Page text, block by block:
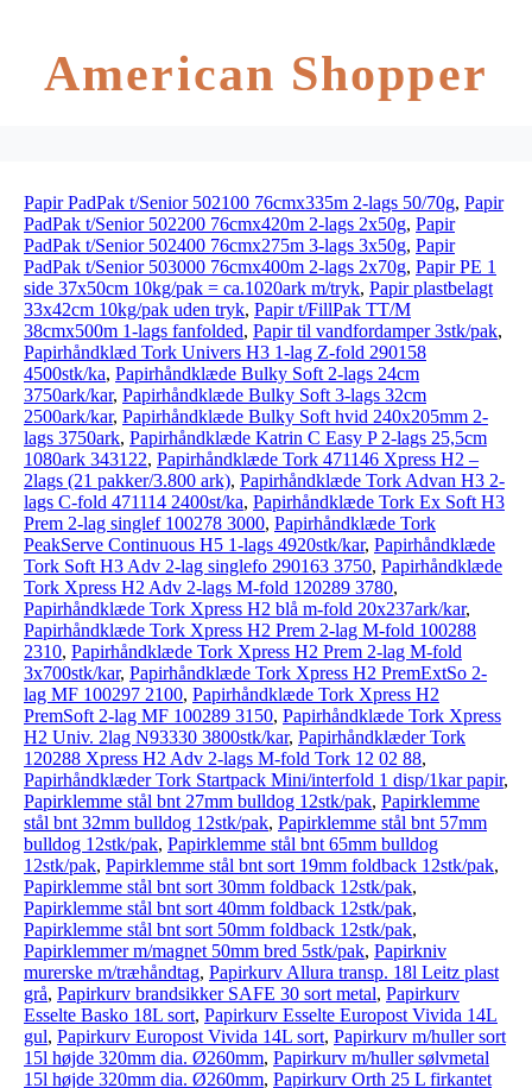
American Shopper
Papir PadPak t/Senior 502100 76cmx335m 2-lags 50/70g, Papir
PadPak t/Senior 502200 76cmx420m 2-lags 2x50g, Papir
PadPak t/Senior 502400 76cmx275m 3-lags 3x50g, Papir
PadPak t/Senior 503000 76cmx400m 2-lags 2x70g, Papir PE 1
side 37x50cm 10kg/pak = ca.1020ark m/tryk, Papir plastbelagt
33x42cm 10kg/pak uden tryk, Papir t/FillPak TT/M
38cmx500m 1-lags fanfolded, Papir til vandfordamper 3stk/pak,
Papirhåndklæd Tork Univers H3 1-lag Z-fold 290158
4500stk/ka, Papirhåndklæde Bulky Soft 2-lags 24cm
3750ark/kar, Papirhåndklæde Bulky Soft 3-lags 32cm
2500ark/kar, Papirhåndklæde Bulky Soft hvid 240x205mm 2-
lags 3750ark, Papirhåndklæde Katrin C Easy P 2-lags 25,5cm
1080ark 343122, Papirhåndklæde Tork 471146 Xpress H2 –
2lags (21 pakker/3.800 ark), Papirhåndklæde Tork Advan H3 2-
lags C-fold 471114 2400st/ka, Papirhåndklæde Tork Ex Soft H3
Prem 2-lag singlef 100278 3000, Papirhåndklæde Tork
PeakServe Continuous H5 1-lags 4920stk/kar, Papirhåndklæde
Tork Soft H3 Adv 2-lag singlefo 290163 3750, Papirhåndklæde
Tork Xpress H2 Adv 2-lags M-fold 120289 3780,
Papirhåndklæde Tork Xpress H2 blå m-fold 20x237ark/kar,
Papirhåndklæde Tork Xpress H2 Prem 2-lag M-fold 100288
2310, Papirhåndklæde Tork Xpress H2 Prem 2-lag M-fold
3x700stk/kar, Papirhåndklæde Tork Xpress H2 PremExtSo 2-
lag MF 100297 2100, Papirhåndklæde Tork Xpress H2
PremSoft 2-lag MF 100289 3150, Papirhåndklæde Tork Xpress
H2 Univ. 2lag N93330 3800stk/kar, Papirhåndklæder Tork
120288 Xpress H2 Adv 2-lags M-fold Tork 12 02 88,
Papirhåndklæder Tork Startpack Mini/interfold 1 disp/1kar papir,
Papirklemme stål bnt 27mm bulldog 12stk/pak, Papirklemme
stål bnt 32mm bulldog 12stk/pak, Papirklemme stål bnt 57mm
bulldog 12stk/pak, Papirklemme stål bnt 65mm bulldog
12stk/pak, Papirklemme stål bnt sort 19mm foldback 12stk/pak,
Papirklemme stål bnt sort 30mm foldback 12stk/pak,
Papirklemme stål bnt sort 40mm foldback 12stk/pak,
Papirklemme stål bnt sort 50mm foldback 12stk/pak,
Papirklemmer m/magnet 50mm bred 5stk/pak, Papirkniv
murerske m/træhåndtag, Papirkurv Allura transp. 18l Leitz plast
grå, Papirkurv brandsikker SAFE 30 sort metal, Papirkurv
Esselte Basko 18L sort, Papirkurv Esselte Europost Vivida 14L
gul, Papirkurv Europost Vivida 14L sort, Papirkurv m/huller sort
15l højde 320mm dia. Ø260mm, Papirkurv m/huller sølvmetal
15l højde 320mm dia. Ø260mm, Papirkurv Orth 25 L firkantet